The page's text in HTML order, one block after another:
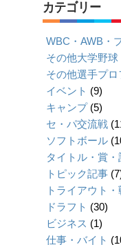
カテゴリー
WBC・AWB・
その他大学野球
その他選手プ
イベント (9)
キャンプ(5)
セ・パ交流戦
ソフトボール
タイトル・賞・
トピック記事
トライアウト
ドラフト (30)
ビジネス (1)
仕事・バイト